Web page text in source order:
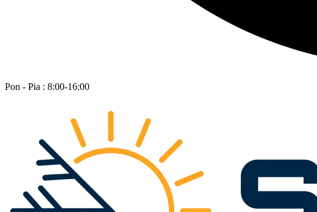
Pon - Pia : 8:00-16:00